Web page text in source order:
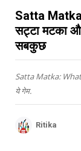
Satta
सट्टा मटका
सबकुछ
Satta Matka:
ये गेम.
Ritika